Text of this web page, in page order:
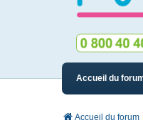
Accueil du
Accueil du forum